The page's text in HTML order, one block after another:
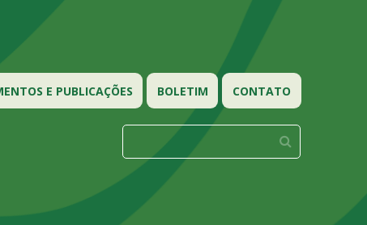
E PUBLICAÇÕES BOLETIM CONTATO